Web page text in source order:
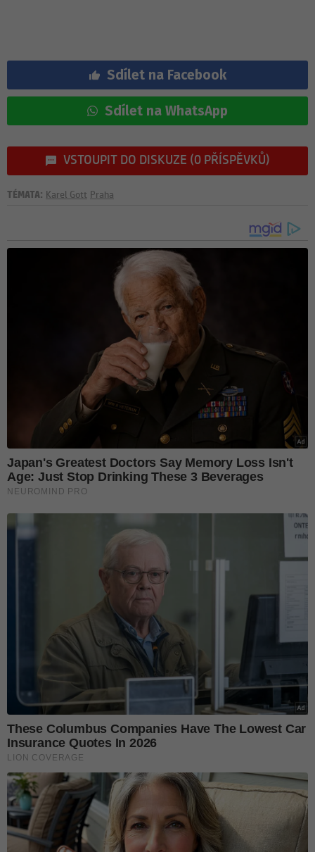
Sdílet na Facebook
Sdílet na WhatsApp
VSTOUPIT DO DISKUZE (0 PŘÍSPĚVKŮ)
TÉMATA: Karel Gott Praha